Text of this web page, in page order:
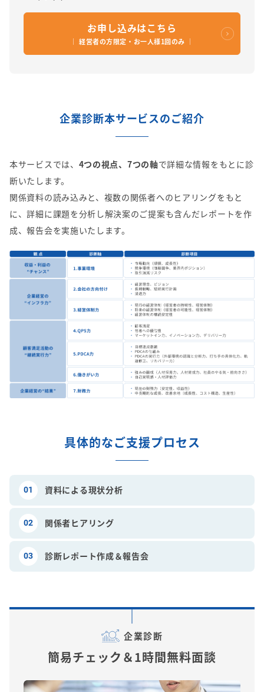
お申し込みはこちら
｜ 経営者の方限定・お一人様1回のみ ｜
企業診断本サービスのご紹介
本サービスでは、 4つの視点、7つの軸で詳細な情報をもとに診
断いたします。
関係資料の読み込みと、複数の関係者へのヒアリングをもと
に、詳細に課題を分析し解決案のご提案も含んだレポートを作
成、報告会を実施いたします。
具体的なご支援プロセス
01 資料による現状分析
02 関係者ヒアリング
03 診断レポート作成＆報告会
企業診断
簡易チェック＆1時間無料面談